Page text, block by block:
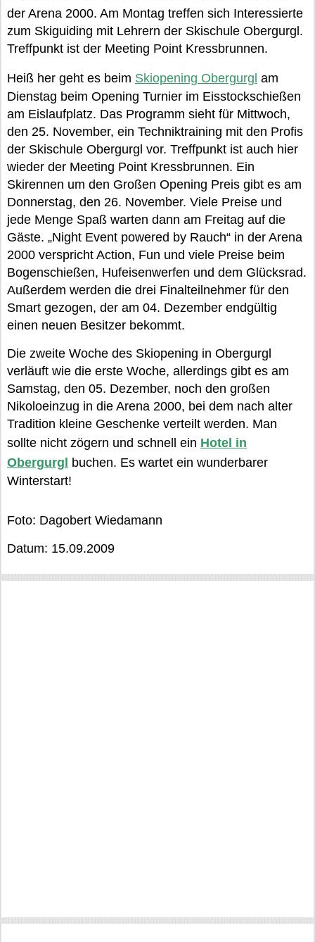
der Arena 2000. Am Montag treffen sich Interessierte
zum Skiguiding mit Lehrern der Skischule Obergurgl.
Treffpunkt ist der Meeting Point Kressbrunnen.
Heiß her geht es beim Skiopening Obergurgl am
Dienstag beim Opening Turnier im Eisstockschießen
am Eislaufplatz. Das Programm sieht für Mittwoch,
den 25. November, ein Techniktraining mit den Profis
der Skischule Obergurgl vor. Treffpunkt ist auch hier
wieder der Meeting Point Kressbrunnen. Ein
Skirennen um den Großen Opening Preis gibt es am
Donnerstag, den 26. November. Viele Preise und
jede Menge Spaß warten dann am Freitag auf die
Gäste. „Night Event powered by Rauch“ in der Arena
2000 verspricht Action, Fun und viele Preise beim
Bogenschießen, Hufeisenwerfen und dem Glücksrad.
Außerdem werden die drei Finalteilnehmer für den
Smart gezogen, der am 04. Dezember endgültig
einen neuen Besitzer bekommt.
Die zweite Woche des Skiopening in Obergurgl
verläuft wie die erste Woche, allerdings gibt es am
Samstag, den 05. Dezember, noch den großen
Nikoloeinzug in die Arena 2000, bei dem nach alter
Tradition kleine Geschenke verteilt werden. Man
sollte nicht zögern und schnell ein Hotel in
Obergurgl
buchen. Es wartet ein wunderbarer
Winterstart!
Foto: Dagobert Wiedamann
Datum: 15.09.2009